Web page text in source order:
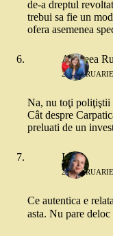
de-a dreptul
trebui sa fie un
ofera asemenea
Andreea
26
Na, nu toţi poliţiştii
Cât despre
preluati de un
Ina
26
Ce autentica e
asta. Nu pare